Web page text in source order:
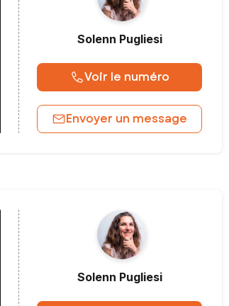
Solenn Pugliesi
Voir le numéro
Envoyer un message
Solenn Pugliesi